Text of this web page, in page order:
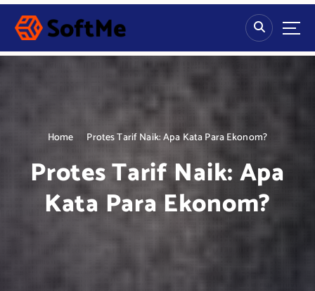
S
p
Home Protes Tarif Naik: Apa Kata Para Ekonom?
Protes Tarif Naik: Apa
Kata Para Ekonom?